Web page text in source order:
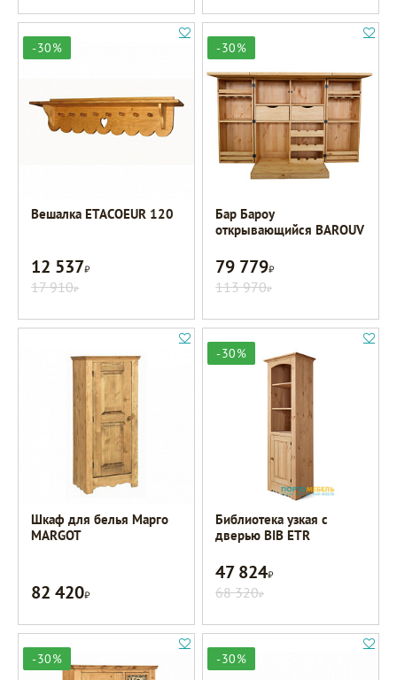
-30%
Вешалка ETACOEUR 120
12 537Р
17 910Р
-30%
Бар Бароу
открывающийся BAROUV
79 779Р
113 970Р
Шкаф для белья Марго
MARGOT
82 420Р
-30%
Библиотека узкая с
дверью BIB ETR
47 824Р
68 320Р
-30% -30%